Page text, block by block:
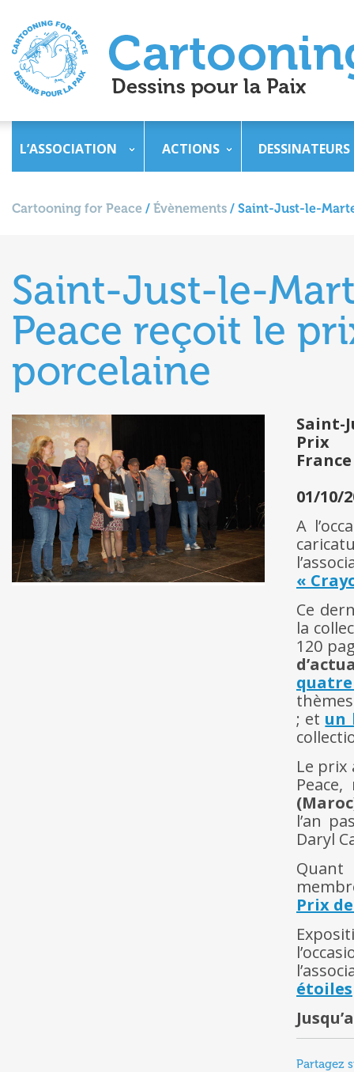
L’ASSOCIATION ACTIONS DESSINATEURS
Cartooning for Peace / Évènements / Saint-Just-le-
Saint-Just-le-
Peace reçoit le
porcelaine
Saint-
Prix
France
01/10/
A
«
Ce
la
120
; et un
Le prix
l’an
Daryl
Prix
étoiles
Partagez